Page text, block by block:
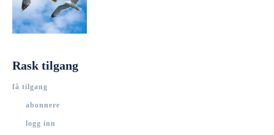
Rask tilgang
få tilgang
abonnere
logg inn